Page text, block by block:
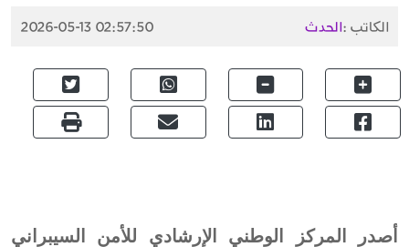
الكاتب :الحدث 2026-05-13 02:57:50
أصدر المركز الوطني الإرشادي للأمن السيبراني